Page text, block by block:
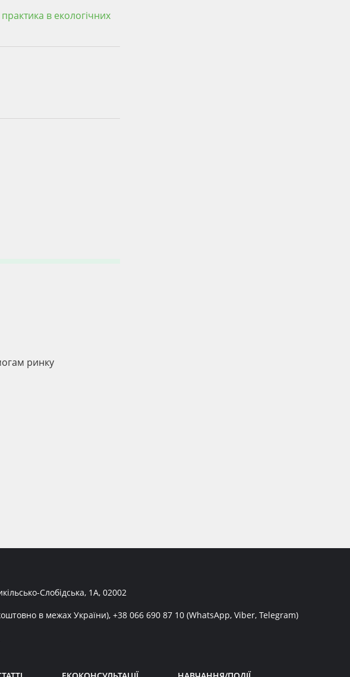
в екологічних
ринку
Слобідська, 1А, 02002
в межах України), +38 066 690 87 10 (WhatsApp, Viber, Telegram)